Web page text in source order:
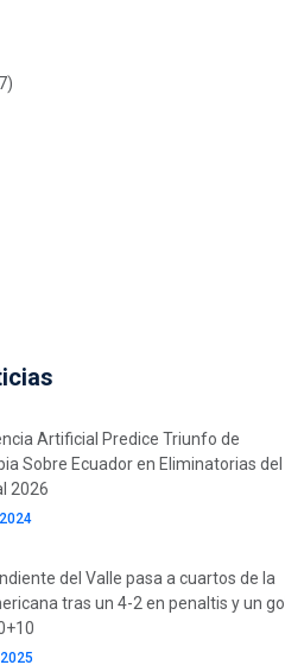
Artificial Predice Triunfo de
Sobre Ecuador en Eliminatorias del
2026
del Valle pasa a cuartos de la
tras un 4-2 en penaltis y un gol